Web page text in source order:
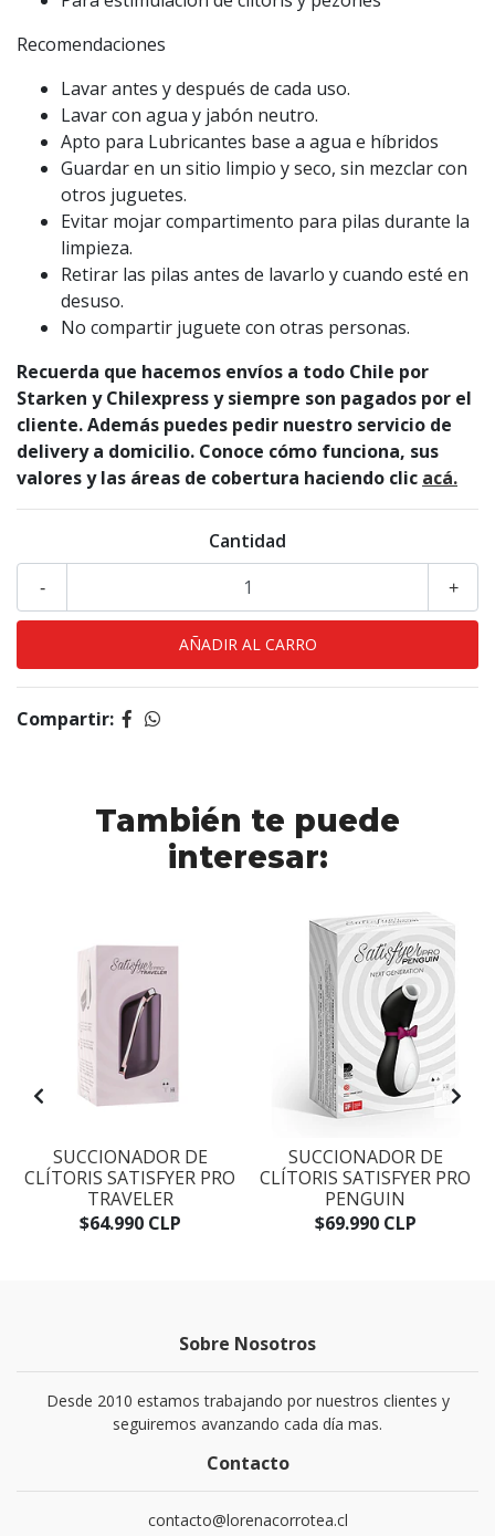
Recomendaciones
Lavar antes y después de cada uso.
Lavar con agua y jabón neutro.
Apto para Lubricantes base a agua e híbridos
Guardar en un sitio limpio y seco, sin mezclar con
otros juguetes.
Evitar mojar compartimento para pilas durante la
limpieza.
Retirar las pilas antes de lavarlo y cuando esté en
desuso.
No compartir juguete con otras personas.
Recuerda que hacemos envíos a todo Chile por
Starken y Chilexpress y siempre son pagados por el
cliente. Además puedes pedir nuestro servicio de
delivery a domicilio. Conoce cómo funciona, sus
valores y las áreas de cobertura haciendo clic acá.
Cantidad
+
-
Compartir:
También te puede
interesar:
SUCCIONADOR DE
CLÍTORIS SATISFYER PRO
TRAVELER
$64.990 CLP
SUCCIONADOR DE
CLÍTORIS SATISFYER PRO
PENGUIN
$69.990 CLP
Sobre Nosotros
Desde 2010 estamos trabajando por nuestros clientes y
seguiremos avanzando cada día mas.
Contacto
contacto@lorenacorrotea.cl